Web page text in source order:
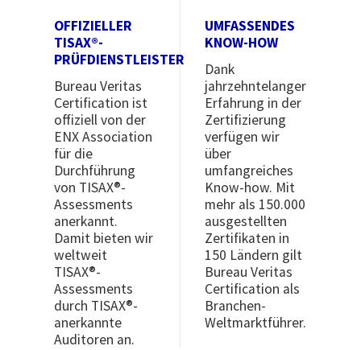
OFFIZIELLER
TISAX®-
PRÜFDIENSTLEISTER
Bureau Veritas
Certification ist
offiziell von der
ENX Association
für die
Durchführung
von TISAX®-
Assessments
anerkannt.
Damit bieten wir
weltweit
TISAX®-
Assessments
durch TISAX®-
anerkannte
Auditoren an.
UMFASSENDES
KNOW-HOW
Dank
jahrzehntelanger
Erfahrung in der
Zertifizierung
verfügen wir
über
umfangreiches
Know-how. Mit
mehr als 150.000
ausgestellten
Zertifikaten in
150 Ländern gilt
Bureau Veritas
Certification als
Branchen-
Weltmarktführer.